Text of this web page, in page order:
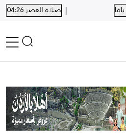
| صلاة العصر 04:26